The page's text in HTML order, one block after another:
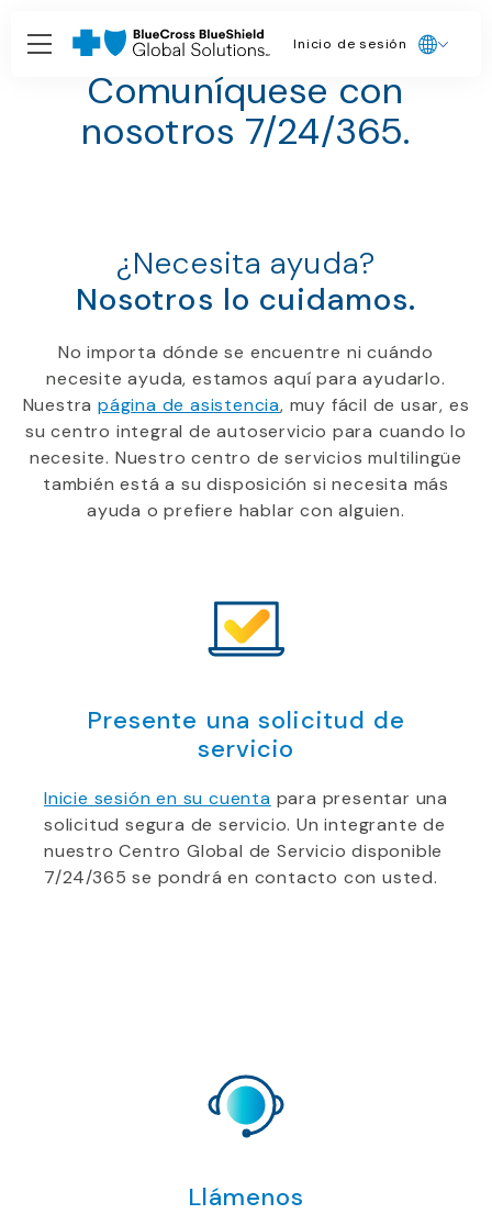
Inicio de sesión
Contacto
Comuníquese con
nosotros 7/24/365.
¿Necesita ayuda?
Nosotros lo cuidamos.
No importa dónde se encuentre ni cuándo
necesite ayuda, estamos aquí para ayudarlo.
Nuestra página de asistencia, muy fácil de usar, es
su centro integral de autoservicio para cuando lo
necesite. Nuestro centro de servicios multilingüe
también está a su disposición si necesita más
ayuda o prefiere hablar con alguien.
Presente una solicitud de
servicio
Inicie sesión en su cuenta para presentar una
solicitud segura de servicio. Un integrante de
nuestro Centro Global de Servicio disponible
7/24/365 se pondrá en contacto con usted.
Llámenos